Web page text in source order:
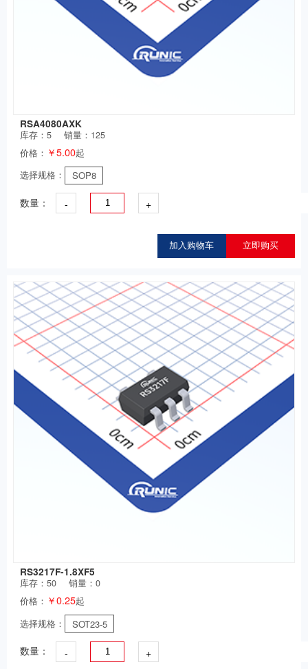
RSA4080AXK
库存：5
销量：125
价格： ￥5.00起
选择规格：
SOP8
数量： - +
加入购物车 立即购买
RS3217F-1.8XF5
库存：50
销量：0
价格： ￥0.25起
选择规格：
SOT23-5
数量： - +